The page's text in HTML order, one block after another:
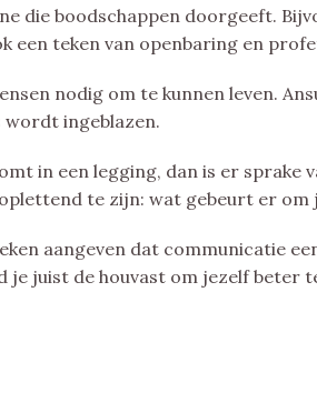
die boodschappen doorgeeft.
een teken van openbaring en
nodig om te kunnen leven.
wordt ingeblazen.
in een legging, dan is er sprake
te zijn: wat gebeurt er om
aangeven dat communicatie
je juist de houvast om jezelf beter